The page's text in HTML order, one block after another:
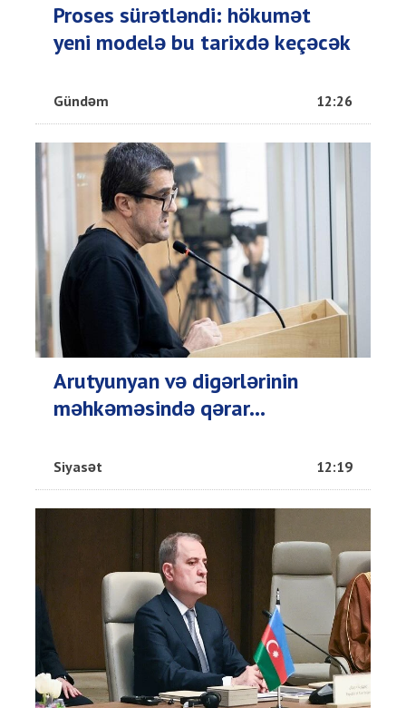
Proses sürətləndi: hökumət
yeni modelə bu tarixdə keçəcək
Gündəm 12:26
Arutyunyan və digərlərinin
məhkəməsində qərar...
Siyasət 12:19